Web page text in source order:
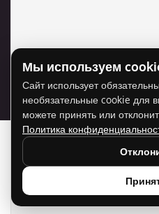
Для отображения
использование cookie
Мы используем
Сайт использует
необязательные cookie для
можете принять или
Политика